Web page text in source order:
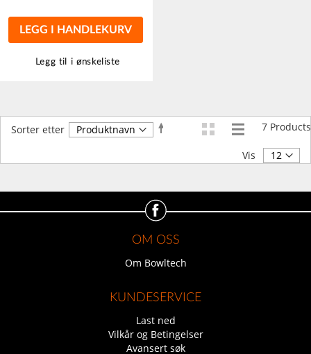
LEGG I HANDLEKURV
Legg til i ønskeliste
7 Products
Sorter etter
Angi
Vis
OM OSS
Om Bowltech
KUNDESERVICE
Last ned
Vilkår og Betingelser
Avansert søk